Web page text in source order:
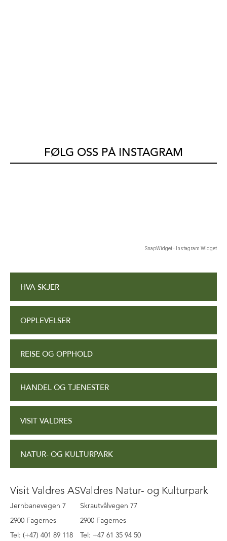
FØLG OSS PÅ INSTAGRAM
SnapWidget · Instagram Widget
HVA SKJER
OPPLEVELSER
REISE OG OPPHOLD
HANDEL OG TJENESTER
VISIT VALDRES
NATUR- OG KULTURPARK
Visit Valdres AS
Jernbanevegen 7
2900 Fagernes
Tel: (+47) 401 89 118
Valdres Natur- og Kulturpark
Skrautvålvegen 77
2900 Fagernes
Tel: +47 61 35 94 50